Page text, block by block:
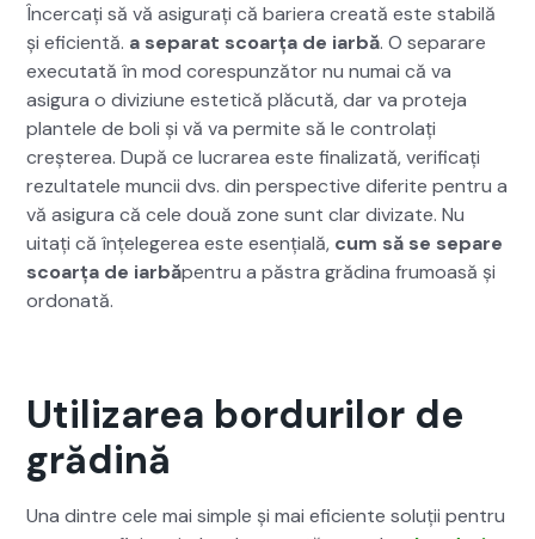
Încer­cați să vă asig­u­rați că bari­era cre­ată este sta­bilă
și efi­cien­tă. a sep­a­rat scoarța de iar­bă. O sep­a­rare
exe­cu­tată în mod core­spun­ză­tor nu numai că va
asigu­ra o diviz­iune estet­ică plă­cută, dar va pro­te­ja
plantele de boli și vă va per­mite să le con­tro­lați
creșterea. După ce lucrarea este final­iza­tă, ver­i­fi­cați
rezul­tatele muncii dvs. din per­spec­tive diferite pen­tru a
vă asigu­ra că cele două zone sunt clar divizate. Nu
uitați că înțelegerea este esențială, cum să se sep­a­re
scoarța de iar­băpen­tru a păs­tra gră­d­i­na fru­moasă și
ordo­nată.
Utilizarea bordurilor de
grădină
Una din­tre cele mai sim­ple și mai efi­ciente soluții pen­tru